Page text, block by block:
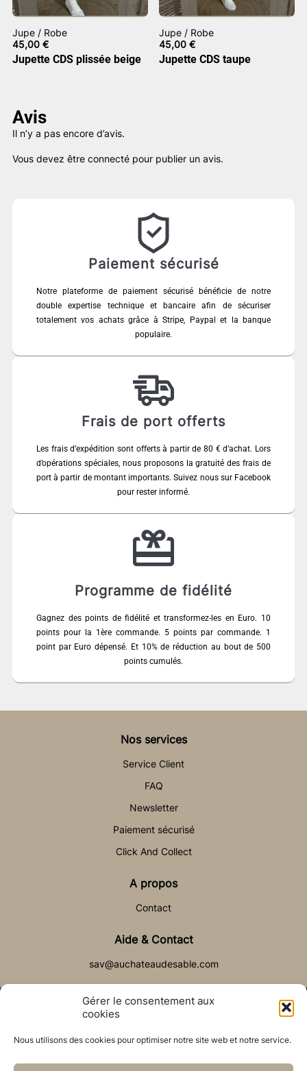
Gérer le consentement aux
cookies
Nous utilisons des cookies pour optimiser notre site web et notre service.
Jupe / Robe
45,00 €
Jupette CDS plissée beige
Jupe / Robe
45,00€
Jupette CDS taupe
Avis
Il n’y a pas encore d’avis.
Vous devez être connecté pour publier un avis.
Paiement sécurisé
Notre plateforme de paiement sécurisé bénéficie de notre
double expertise technique et bancaire afin de sécuriser
totalement vos achats grâce à Stripe, Paypal et la banque
populaire.
Frais de port offerts
Les frais d’expédition sont offerts à partir de 80 € d’achat. Lors
d’opérations spéciales, nous proposons la gratuité des frais de
port à partir de montant importants. Suivez nous sur Facebook
pour rester informé.
Programme de fidélité
Gagnez des points de fidélité et transformez-les en Euro. 10
points pour la 1ère commande. 5 points par commande. 1
point par Euro dépensé. Et 10% de réduction au bout de 500
points cumulés.
Nos services
Service Client
FAQ
Newsletter
Paiement sécurisé
Click And Collect
A propos
Contact
Aide & Contact
sav@auchateaudesable.com
CGV
Réalisé par l’agence web : PixelsAgency.fr